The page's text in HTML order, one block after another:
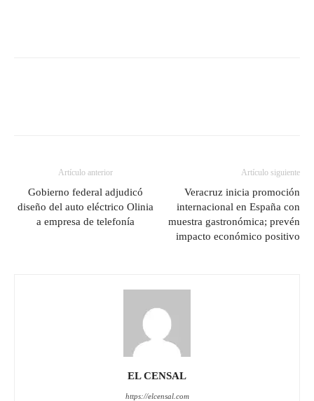
Artículo anterior
Gobierno federal adjudicó
diseño del auto eléctrico Olinia
a empresa de telefonía
Artículo siguiente
Veracruz inicia promoción
internacional en España con
muestra gastronómica; prevén
impacto económico positivo
EL CENSAL
https://elcensal.com